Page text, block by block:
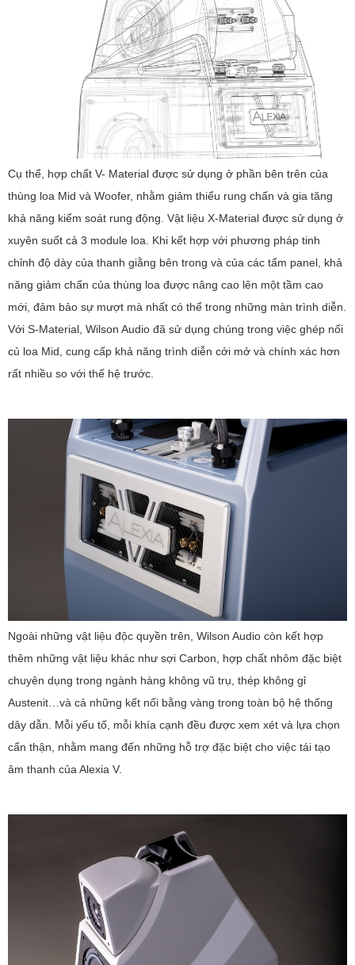
Cụ thể, hợp chất V- Material được sử dụng ở phần bên trên của
thùng loa Mid và Woofer, nhằm giảm thiểu rung chấn và gia tăng
khả năng kiểm soát rung động. Vật liệu X-Material được sử dụng ở
xuyên suốt cả 3 module loa. Khi kết hợp với phương pháp tinh
chỉnh độ dày của thanh giằng bên trong và của các tấm panel, khả
năng giảm chấn của thùng loa được nâng cao lên một tầm cao
mới, đảm bảo sự mượt mà nhất có thể trong những màn trình diễn.
Với S-Material, Wilson Audio đã sử dụng chúng trong việc ghép nối
củ loa Mid, cung cấp khả năng trình diễn cởi mở và chính xác hơn
rất nhiều so với thế hệ trước.
Ngoài những vật liệu độc quyền trên, Wilson Audio còn kết hợp
thêm những vật liệu khác như sợi Carbon, hợp chất nhôm đặc biệt
chuyên dụng trong ngành hàng không vũ trụ, thép không gỉ
Austenit…và cả những kết nối bằng vàng trong toàn bộ hệ thống
dây dẫn. Mỗi yếu tố, mỗi khía cạnh đều được xem xét và lựa chọn
cẩn thận, nhằm mang đến những hỗ trợ đặc biệt cho việc tái tạo
âm thanh của Alexia V.